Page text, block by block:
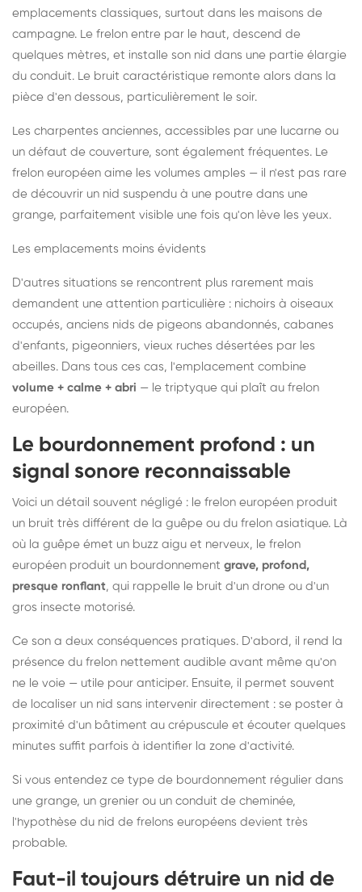
emplacements classiques, surtout dans les maisons de
campagne. Le frelon entre par le haut, descend de
quelques mètres, et installe son nid dans une partie élargie
du conduit. Le bruit caractéristique remonte alors dans la
pièce d'en dessous, particulièrement le soir.
Les charpentes anciennes, accessibles par une lucarne ou
un défaut de couverture, sont également fréquentes. Le
frelon européen aime les volumes amples — il n'est pas rare
de découvrir un nid suspendu à une poutre dans une
grange, parfaitement visible une fois qu'on lève les yeux.
Les emplacements moins évidents
D'autres situations se rencontrent plus rarement mais
demandent une attention particulière : nichoirs à oiseaux
occupés, anciens nids de pigeons abandonnés, cabanes
d'enfants, pigeonniers, vieux ruches désertées par les
abeilles. Dans tous ces cas, l'emplacement combine
volume + calme + abri — le triptyque qui plaît au frelon
européen.
Le bourdonnement profond : un
signal sonore reconnaissable
Voici un détail souvent négligé : le frelon européen produit
un bruit très différent de la guêpe ou du frelon asiatique. Là
où la guêpe émet un buzz aigu et nerveux, le frelon
européen produit un bourdonnement grave, profond,
presque ronflant, qui rappelle le bruit d'un drone ou d'un
gros insecte motorisé.
Ce son a deux conséquences pratiques. D'abord, il rend la
présence du frelon nettement audible avant même qu'on
ne le voie — utile pour anticiper. Ensuite, il permet souvent
de localiser un nid sans intervenir directement : se poster à
proximité d'un bâtiment au crépuscule et écouter quelques
minutes suffit parfois à identifier la zone d'activité.
Si vous entendez ce type de bourdonnement régulier dans
une grange, un grenier ou un conduit de cheminée,
l'hypothèse du nid de frelons européens devient très
probable.
Faut-il toujours détruire un nid de